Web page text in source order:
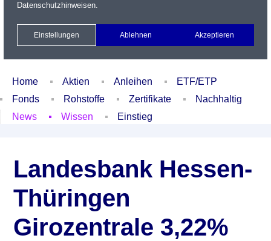
Xetra Realtime
Watchlist Portfolio Login
Home Aktien Anleihen
ETF/ETP
Fonds
Rohstoffe Zertifikate
Nachhaltig
News
Wissen Einstieg
Landesbank Hessen-
Thüringen
Girozentrale 3,22%
Datenschutzhinweisen.
Einstellungen Ablehnen Akzeptieren